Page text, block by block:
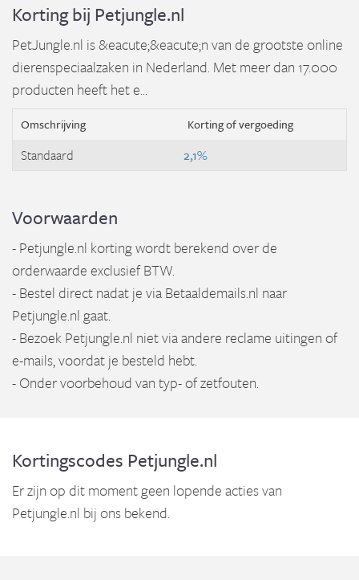
Korting bij Petjungle.nl
PetJungle.nl is &eacute;&eacute;n van de grootste online
dierenspeciaalzaken in Nederland. Met meer dan 17.000
producten heeft het e...
Omschrijving Korting of vergoeding
Standaard 2,1%
Voorwaarden
- Petjungle.nl korting wordt berekend over de
orderwaarde exclusief BTW.
- Bestel direct nadat je via Betaaldemails.nl naar
Petjungle.nl gaat.
- Bezoek Petjungle.nl niet via andere reclame uitingen of
e-mails, voordat je besteld hebt.
- Onder voorbehoud van typ- of zetfouten.
Kortingscodes Petjungle.nl
Er zijn op dit moment geen lopende acties van
Petjungle.nl bij ons bekend.